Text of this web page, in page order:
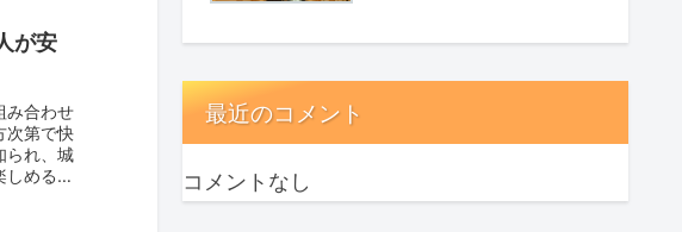
が安
み合わせ
次第で快
られ、城
める観
最近のコメント
コメントなし